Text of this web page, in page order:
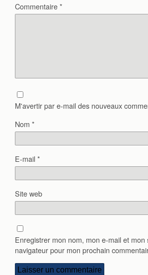
Commentaire*
M'avertir par e-mail des nouveaux
Nom *
E-mail*
Site web
Enregistrer mon nom, mon e-mail et mon
navigateur pour mon prochain